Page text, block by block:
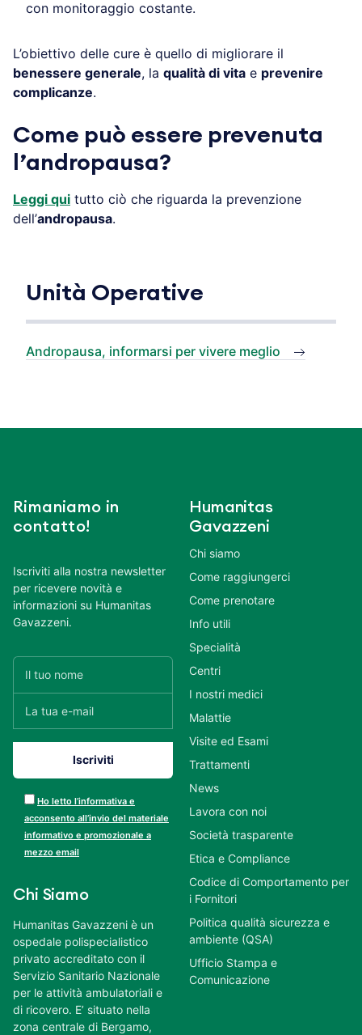
con monitoraggio costante.
L’obiettivo delle cure è quello di migliorare il
benessere generale, la qualità di vita e prevenire
complicanze.
Come può essere prevenuta
l’andropausa?
Leggi qui tutto ciò che riguarda la prevenzione
dell’andropausa.
Unità Operative
Andropausa, informarsi per vivere meglio
Rimaniamo in
contatto!
Iscriviti alla nostra newsletter
per ricevere novità e
informazioni su Humanitas
Gavazzeni.
Ho letto l’informativa e
acconsento all’invio del materiale
informativo e promozionale a
mezzo email
Chi Siamo
Humanitas Gavazzeni è un
ospedale polispecialistico
privato accreditato con il
Servizio Sanitario Nazionale
per le attività ambulatoriali e
di ricovero. E’ situato nella
zona centrale di Bergamo,
Humanitas
Gavazzeni
Chi siamo
Come raggiungerci
Come prenotare
Info utili
Specialità
Centri
I nostri medici
Malattie
Visite ed Esami
Trattamenti
News
Lavora con noi
Società trasparente
Etica e Compliance
Codice di Comportamento per
i Fornitori
Politica qualità sicurezza e
ambiente (QSA)
Ufficio Stampa e
Comunicazione